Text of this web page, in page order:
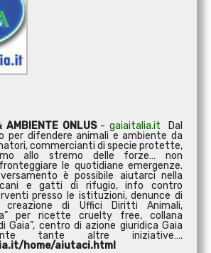
AMBIENTE ONLUS- gaiaitalia.it Dal
per difendere animali e ambiente da
commercianti di specie protette,
allo stremo delle forze… non
le quotidiane emergenze.
è possibile aiutarci nella
e gatti di rifugio, info contro
presso le istituzioni, denunce di
creazione di Uffici Diritti Animali,
per ricette cruelty free, collana
Gaia”, centro di azione giuridica Gaia
tante altre iniziative….
home/aiutaci.html